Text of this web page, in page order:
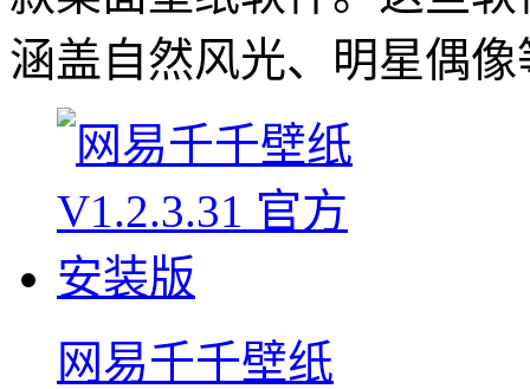
涵盖自然风光、明星偶像
网易千千壁纸